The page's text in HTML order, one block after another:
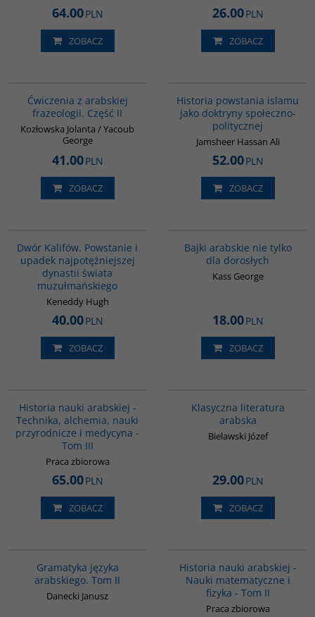
64.00PLN
ZOBACZ
26.00PLN
ZOBACZ
Ćwiczenia z arabskiej
frazeologii. Część II
Kozłowska Jolanta / Yacoub
George
41.00PLN
ZOBACZ
Historia powstania islamu
jako doktryny społeczno-
politycznej
Jamsheer Hassan Ali
52.00PLN
ZOBACZ
Dwór Kalifów. Powstanie i
upadek najpotężniejszej
dynastii świata
muzułmańskiego
Keneddy Hugh
40.00PLN
ZOBACZ
Bajki arabskie nie tylko
dla dorosłych
Kass George
18.00PLN
ZOBACZ
Historia nauki arabskiej -
Technika, alchemia, nauki
przyrodnicze i medycyna -
Tom III
Praca zbiorowa
65.00PLN
ZOBACZ
Klasyczna literatura
arabska
Bielawski Józef
29.00PLN
ZOBACZ
Gramatyka języka
arabskiego. Tom II
Danecki Janusz
Historia nauki arabskiej -
Nauki matematyczne i
fizyka - Tom II
Praca zbiorowa